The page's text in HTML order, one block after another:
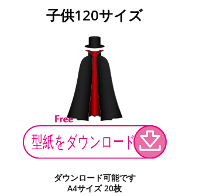
子供120サイズ
ダウンロード可能です
A4サイズ 20枚